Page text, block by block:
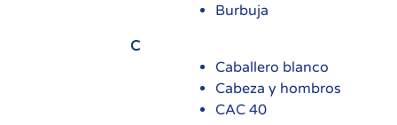
Burbuja
C
Caballero blanco
Cabeza y hombros
CAC 40